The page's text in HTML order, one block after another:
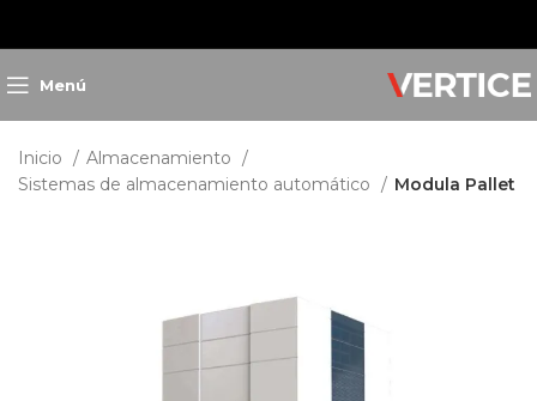
Menú
Inicio
Almacenamiento
Sistemas de almacenamiento automático
Modula Pallet